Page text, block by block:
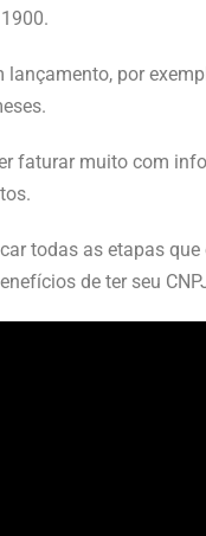
lançamento, por
faturar muito com
todas as etapas
de ter seu